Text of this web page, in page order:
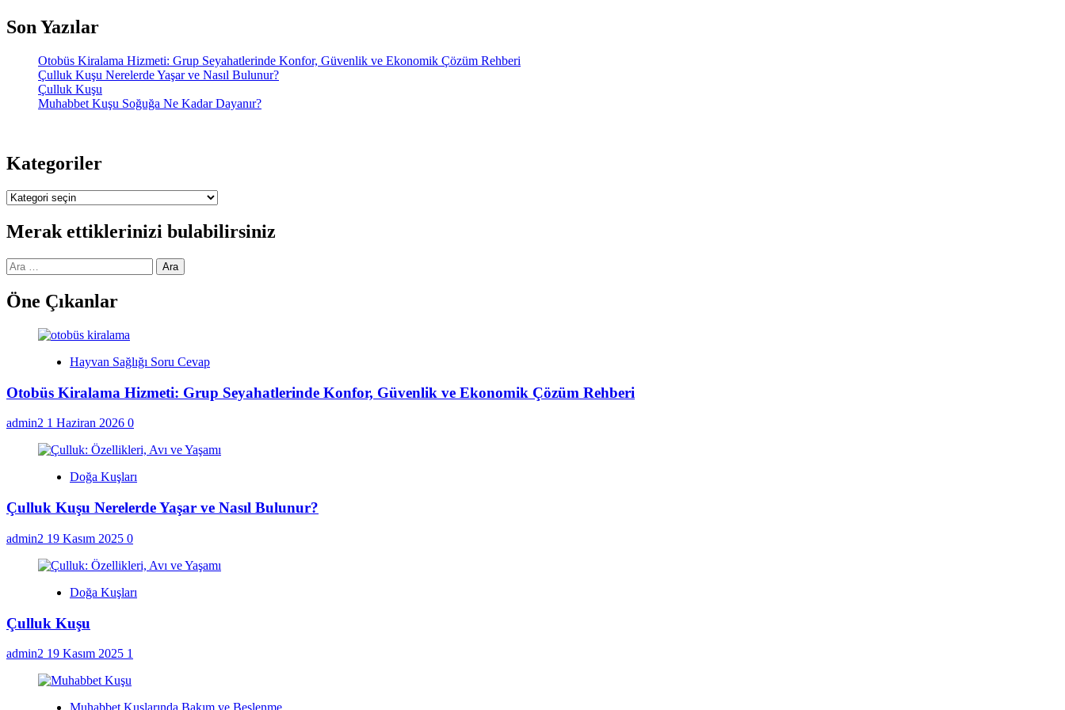
Son Yazılar
Otobüs Kiralama Hizmeti: Grup Seyahatlerinde Konfor, Güvenlik ve Ekonomik Çözüm Rehberi
Çulluk Kuşu Nerelerde Yaşar ve Nasıl Bulunur?
Çulluk Kuşu
Muhabbet Kuşu Soğuğa Ne Kadar Dayanır?
Kategoriler
Kategoriler
Merak ettiklerinizi bulabilirsiniz
Arama:
Öne Çıkanlar
Hayvan Sağlığı Soru Cevap
Otobüs Kiralama Hizmeti: Grup Seyahatlerinde Konfor, Güvenlik ve Ekonomik Çözüm Rehberi
admin2 1 Haziran 2026 0
Doğa Kuşları
Çulluk Kuşu Nerelerde Yaşar ve Nasıl Bulunur?
admin2 19 Kasım 2025 0
Doğa Kuşları
Çulluk Kuşu
admin2 19 Kasım 2025 1